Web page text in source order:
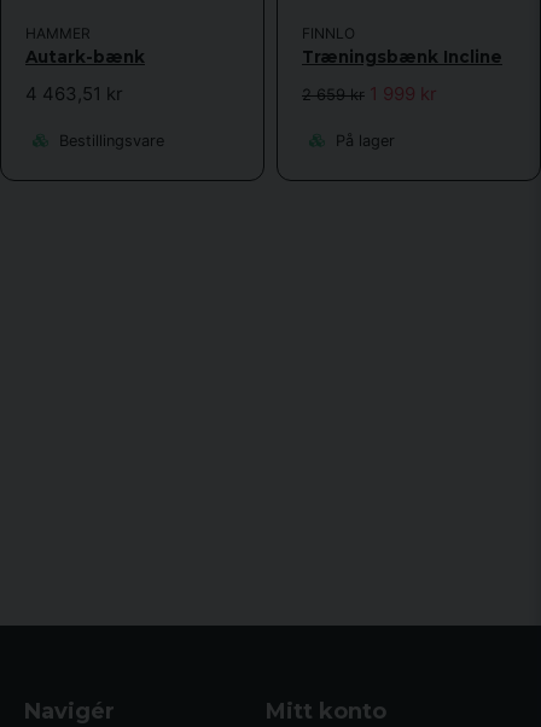
HAMMER
Autark-bænk
4 463,51 kr
Bestillingsvare
FINNLO
Træningsbænk Incline
2 659 kr 1 999 kr
På lager
Navigér Mitt konto